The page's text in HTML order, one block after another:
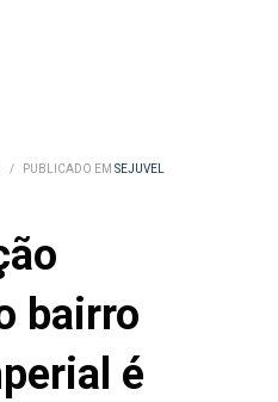
/ PUBLICADO EM SEJUVEL
bairro
é